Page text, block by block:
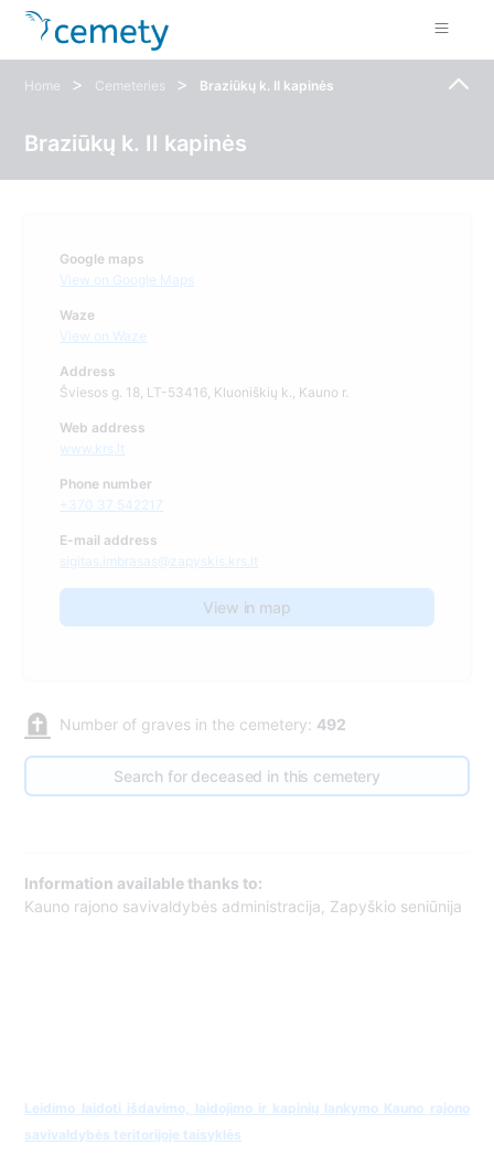
Home > Cemeteries > Braziūkų k. II kapinės
Braziūkų k. II kapinės
Google maps
View on Google Maps
Waze
View on Waze
Address
Šviesos g. 18, LT-53416, Kluoniškių k., Kauno r.
Web address
www.krs.lt
Phone number
+370 37 542217
E-mail address
sigitas.imbrasas@zapyskis.krs.lt
View in map
Number of graves in the cemetery: 492
Search for deceased in this cemetery
Information available thanks to:
Kauno rajono savivaldybės administracija, Zapyškio seniūnija
Leidimo laidoti išdavimo, laidojimo ir kapinių lankymo Kauno rajono
savivaldybės teritorijoje taisyklės